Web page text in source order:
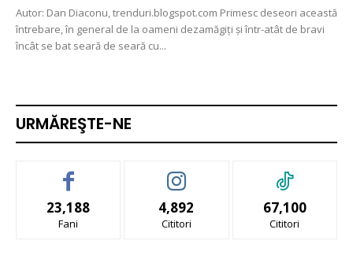
Autor: Dan Diaconu, trenduri.blogspot.com Primesc deseori această
întrebare, în general de la oameni dezamăgiți și într-atât de bravi
încât se bat seară de seară cu...
URMĂREŞTE-NE
23,188
Fani
4,892
Cititori
67,100
Cititori